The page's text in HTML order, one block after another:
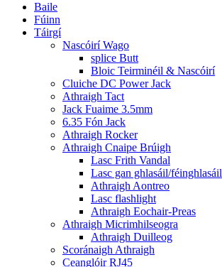
Baile
Fúinn
Táirgí
Nascóirí Wago
splice Butt
Bloic Teirminéil & Nascóirí
Cluiche DC Power Jack
Athraigh Tact
Jack Fuaime 3.5mm
6.35 Fón Jack
Athraigh Rocker
Athraigh Cnaipe Brúigh
Lasc Frith Vandal
Lasc gan ghlasáil/féinghlasáil
Athraigh Aontreo
Lasc flashlight
Athraigh Eochair-Preas
Athraigh Micrimhilseogra
Athraigh Duilleog
Scoránaigh Athraigh
Ceanglóir RJ45